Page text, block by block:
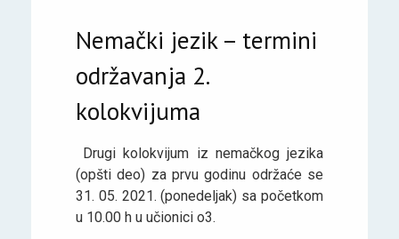
Nemački jezik – termini
održavanja 2.
kolokvijuma
Drugi kolokvijum iz nemačkog jezika
(opšti deo) za prvu godinu održaće se
31. 05. 2021. (ponedeljak) sa početkom
u 10.00 h u učionici o3.